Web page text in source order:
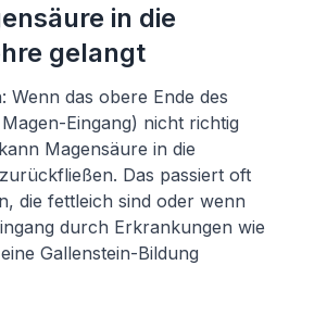
in die
gelangt
Wenn das obere Ende des
Eingang) nicht richtig
Magensäure in die
Das passiert oft
die fettleich sind oder wenn
durch Erkrankungen wie
Gallenstein-Bildung